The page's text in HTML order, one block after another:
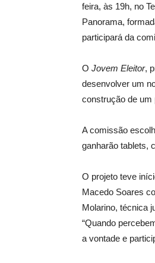
feira, às 19h, no
Panorama,
participará da
O Jovem Eleitor,
desenvolver um
construção de um
A comissão
ganharão tablets,
O projeto teve
Macedo Soares
Molarino, técnica
“Quando
a vontade e